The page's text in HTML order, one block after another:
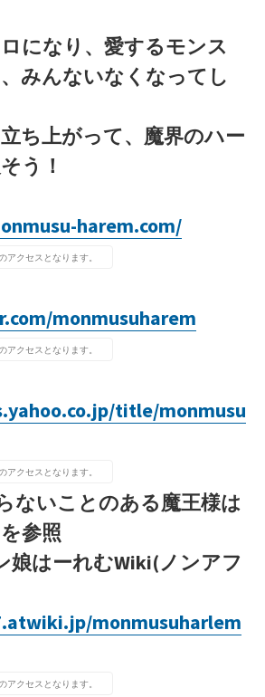
になり、愛するモンス
みんないなくなってし
ち上がって、魔界のハー
う！
harem.com/
アクセスとなります。
monmusuharem
アクセスとなります。
title/monmusu
アクセスとなります。
ないことのある魔王様は
参照
娘はーれむWiki(ノンアフ
monmusuharlem
アクセスとなります。